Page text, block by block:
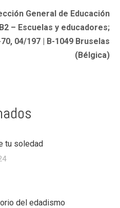
General de Educación
– Escuelas y educadores;
04/197 | B-1049 Bruselas
(Bélgica)
tu soledad
del edadismo